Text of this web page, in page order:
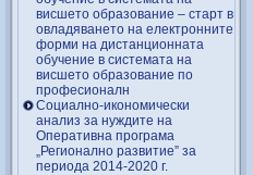
висшето образование – старт в
овладяването на електронните
форми на дистанционната
обучение в системата на
висшето образование по
професионалн
Социално-икономически
анализ за нуждите на
Оперативна програма
„Регионално развитие” за
периода 2014-2020 г.